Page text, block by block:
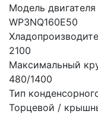
Модель двигателя
WP3NQ160E50
2100
Максимальный
480/1400
Тип
Торцевой /